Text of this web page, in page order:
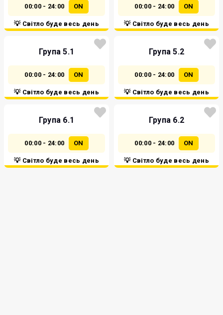
00:00 - 24:00 ON
💡 Світло буде весь день
00:00 - 24:00 ON
💡 Світло буде весь день
Група 5.1
00:00 - 24:00 ON
💡 Світло буде весь день
Група 5.2
00:00 - 24:00 ON
💡 Світло буде весь день
Група 6.1
00:00 - 24:00 ON
💡 Світло буде весь день
Група 6.2
00:00 - 24:00 ON
💡 Світло буде весь день